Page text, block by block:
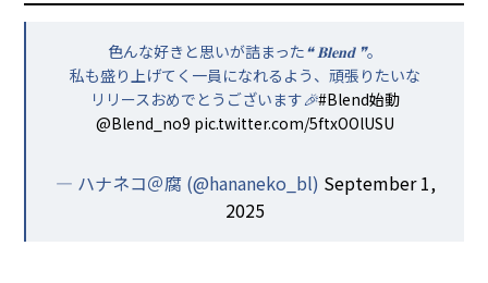
色んな好きと思いが詰まった❝ 𝐁𝐥𝐞𝐧𝐝 ❞。
私も盛り上げてく一員になれるよう、頑張りたいな
リリースおめでとうございます🎉#Blend始動
@Blend_no9 pic.twitter.com/5ftxOOlUSU
— ハナネコ＠腐 (@hananeko_bl) September 1,
2025